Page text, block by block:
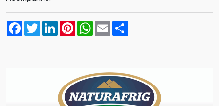
Facebook
TwitterLinkedInPinterestWhatsApp
Email